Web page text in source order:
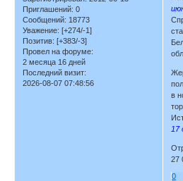
Приглашений: 0
Сообщений: 18773
Уважение: [+274/-1]
Позитив: [+383/-3]
Провел на форуме:
2 месяца 16 дней
Последний визит:
2026-08-07 07:48:56
в
17
27
0